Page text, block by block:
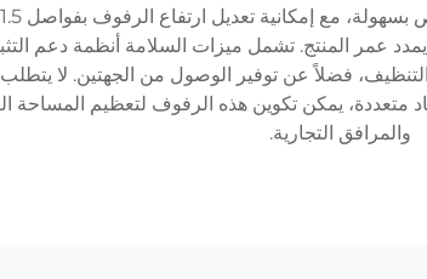
عمر المنتج. تشمل ميزات السلامة أنظمة دعم
فضلاً عن توفير الوصول من الجهتين. لا
متعددة، يمكن تكوين هذه الرفوف لتعظيم المساحة
والمرافق التجارية.